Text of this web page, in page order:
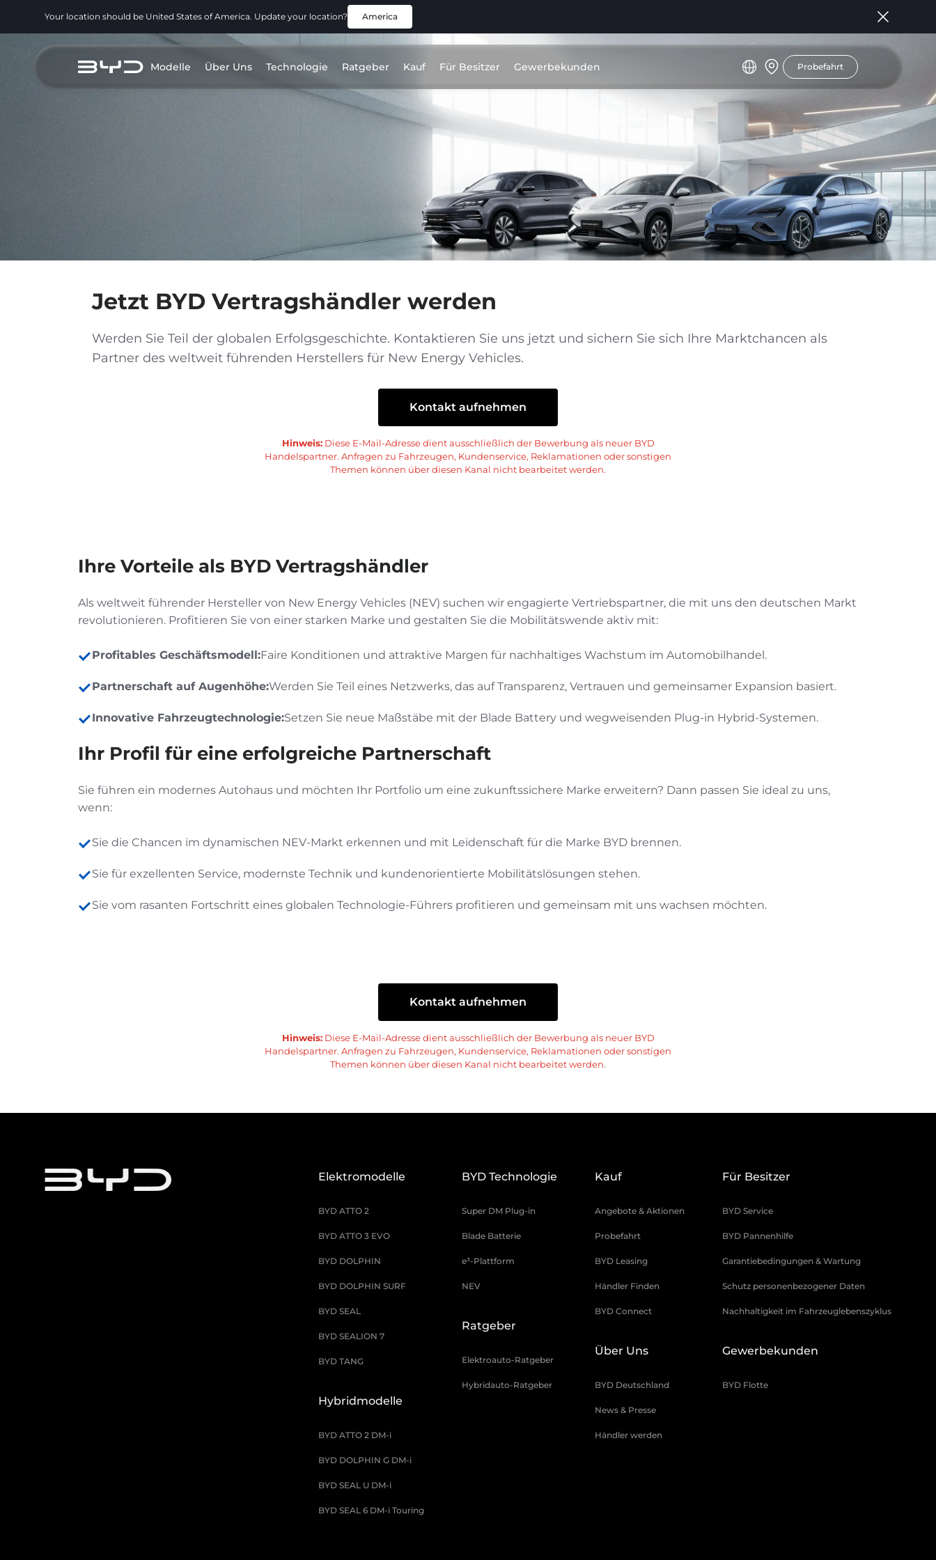
Your location should be United States of America. Update your location? America
Modelle Über Uns Technologie Ratgeber Kauf Für Besitzer Gewerbekunden Probefahrt
Jetzt BYD Vertragshändler werden
Werden Sie Teil der globalen Erfolgsgeschichte. Kontaktieren Sie uns jetzt und sichern Sie sich Ihre Marktchancen als
Partner des weltweit führenden Herstellers für New Energy Vehicles.
Kontakt aufnehmen
Hinweis:Diese E-Mail-Adresse dient ausschließlich der Bewerbung als neuer BYD
Handelspartner. Anfragen zu Fahrzeugen, Kundenservice, Reklamationen oder sonstigen
Themen können über diesen Kanal nicht bearbeitet werden.
Ihre Vorteile als BYD Vertragshändler
Als weltweit führender Hersteller von New Energy Vehicles (NEV) suchen wir engagierte Vertriebspartner, die mit uns den deutschen Markt
revolutionieren. Profitieren Sie von einer starken Marke und gestalten Sie die Mobilitätswende aktiv mit:
Profitables Geschäftsmodell:Faire Konditionen und attraktive Margen für nachhaltiges Wachstum im Automobilhandel.
Partnerschaft auf Augenhöhe:Werden Sie Teil eines Netzwerks, das auf Transparenz, Vertrauen und gemeinsamer Expansion basiert.
Innovative Fahrzeugtechnologie:Setzen Sie neue Maßstäbe mit der Blade Battery und wegweisenden Plug-in Hybrid-Systemen.
Ihr Profil für eine erfolgreiche Partnerschaft
Sie führen ein modernes Autohaus und möchten Ihr Portfolio um eine zukunftssichere Marke erweitern? Dann passen Sie ideal zu uns,
wenn:
Sie die Chancen im dynamischen NEV-Markt erkennen und mit Leidenschaft für die Marke BYD brennen.
Sie für exzellenten Service, modernste Technik und kundenorientierte Mobilitätslösungen stehen.
Sie vom rasanten Fortschritt eines globalen Technologie-Führers profitieren und gemeinsam mit uns wachsen möchten.
Kontakt aufnehmen
Hinweis:Diese E-Mail-Adresse dient ausschließlich der Bewerbung als neuer BYD
Handelspartner. Anfragen zu Fahrzeugen, Kundenservice, Reklamationen oder sonstigen
Themen können über diesen Kanal nicht bearbeitet werden.
Elektromodelle
BYD ATTO 2
BYD ATTO 3 EVO
BYD DOLPHIN
BYD DOLPHIN SURF
BYD SEAL
BYD SEALION 7
BYD TANG
Hybridmodelle
BYD ATTO 2 DM-i
BYD DOLPHIN G DM-i
BYD SEAL U DM-i
BYD SEAL 6 DM-i Touring
BYD Technologie
Super DM Plug-in
Blade Batterie
e³-Plattform
NEV
Ratgeber
Elektroauto-Ratgeber
Hybridauto-Ratgeber
Kauf
Angebote & Aktionen
Probefahrt
BYD Leasing
Händler Finden
BYD Connect
Über Uns
BYD Deutschland
News & Presse
Händler werden
Für Besitzer
BYD Service
BYD Pannenhilfe
Garantiebedingungen & Wartung
Schutz personenbezogener Daten
Nachhaltigkeit im Fahrzeuglebenszyklus
Gewerbekunden
BYD Flotte